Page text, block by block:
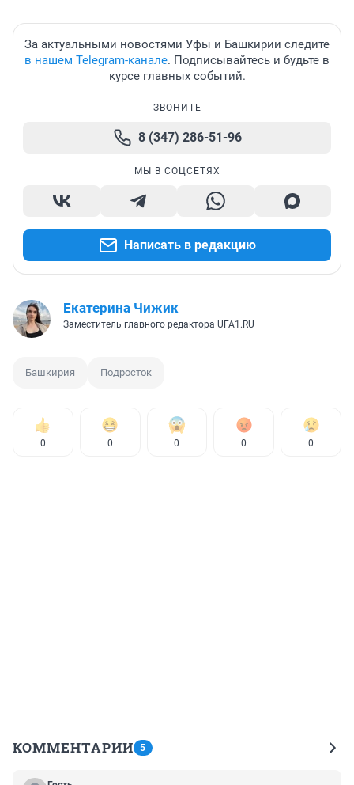
За актуальными новостями Уфы и Башкирии следите
в нашем Telegram-канале. Подписывайтесь и будьте в
курсе главных событий.
ЗВОНИТЕ
8 (347) 286-51-96
МЫ В СОЦСЕТЯХ
Написать в редакцию
Екатерина Чижик
Заместитель главного редактора UFA1.RU
Башкирия Подросток
0 0 0 0 0
КОММЕНТАРИИ 5